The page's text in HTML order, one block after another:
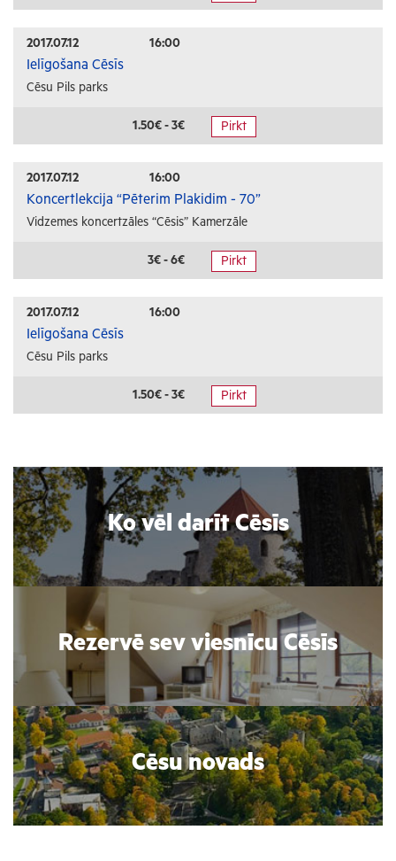
2017.07.12 16:00
Ielīgošana Cēsīs
Cēsu Pils parks
1.50€ - 3€ Pirkt
2017.07.12 16:00
Koncertlekcija “Pēterim Plakidim - 70”
Vidzemes koncertzāles “Cēsis” Kamerzāle
3€ - 6€ Pirkt
2017.07.12 16:00
Ielīgošana Cēsīs
Cēsu Pils parks
1.50€ - 3€ Pirkt
Ko vēl darīt Cēsīs
Rezervē sev viesnīcu Cēsīs
Cēsu novads